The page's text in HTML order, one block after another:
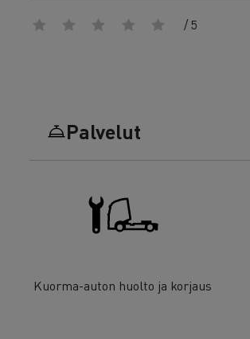
/ 5
Palvelut
Kuorma-auton huolto ja korjaus